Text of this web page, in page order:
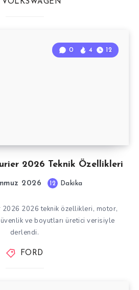
VOLKSWAGEN
2026 Teknik Özellikleri
0 4 12
2026 12 Dakika
2026 2026 teknik özellikleri, motor,
ve boyutları üretici verisiyle
derlendi.
FORD